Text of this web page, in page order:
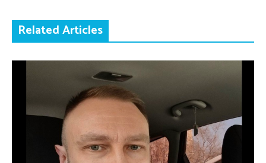
Related Articles